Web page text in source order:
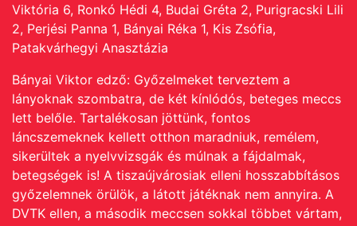
Viktória 6, Ronkó Hédi 4, Budai Gréta 2, Purigracski Lili
2, Perjési Panna 1, Bányai Réka 1, Kis Zsófia,
Patakvárhegyi Anasztázia
Bányai Viktor edző: Győzelmeket terveztem a
lányoknak szombatra, de két kínlódós, beteges meccs
lett belőle. Tartalékosan jöttünk, fontos
láncszemeknek kellett otthon maradniuk, remélem,
sikerültek a nyelvvizsgák és múlnak a fájdalmak,
betegségek is! A tiszaújvárosiak elleni hosszabbításos
győzelemnek örülök, a látott játéknak nem annyira. A
DVTK ellen, a második meccsen sokkal többet vártam,